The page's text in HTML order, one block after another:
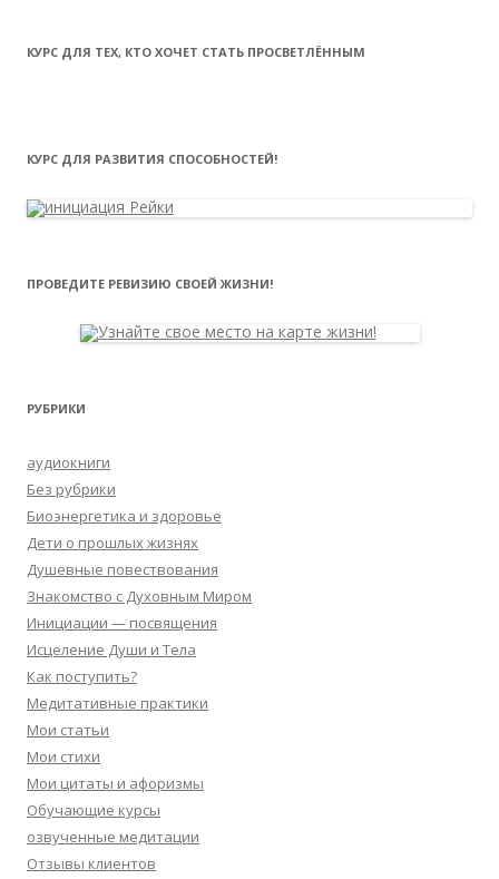
КУРС ДЛЯ ТЕХ, КТО ХОЧЕТ СТАТЬ ПРОСВЕТЛЁННЫМ
КУРС ДЛЯ РАЗВИТИЯ СПОСОБНОСТЕЙ!
ПРОВЕДИТЕ РЕВИЗИЮ СВОЕЙ ЖИЗНИ!
РУБРИКИ
аудиокниги
Без рубрики
Биоэнергетика и здоровье
Дети о прошлых жизнях
Душевные повествования
Знакомство с Духовным Миром
Инициации — посвящения
Исцеление Души и Тела
Как поступить?
Медитативные практики
Мои статьи
Мои стихи
Мои цитаты и афоризмы
Обучающие курсы
озвученные медитации
Отзывы клиентов